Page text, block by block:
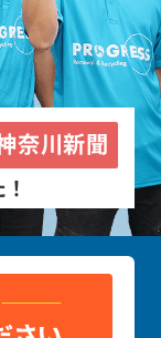
奈川新聞